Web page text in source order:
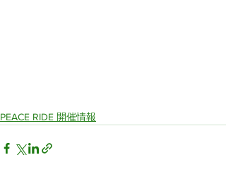
PEACE RIDE 開催情報